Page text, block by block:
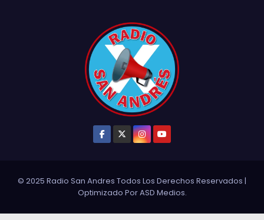
© 2025 Radio San Andres Todos Los Derechos Reservados |
Optimizado PorASD Medios.